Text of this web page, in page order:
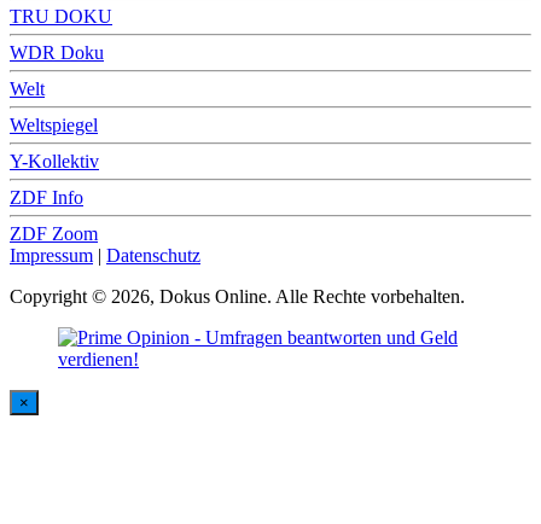
TRU DOKU
WDR Doku
Welt
Weltspiegel
Y-Kollektiv
ZDF Info
ZDF Zoom
Impressum | Datenschutz
Copyright © 2026, Dokus Online. Alle Rechte vorbehalten.
×